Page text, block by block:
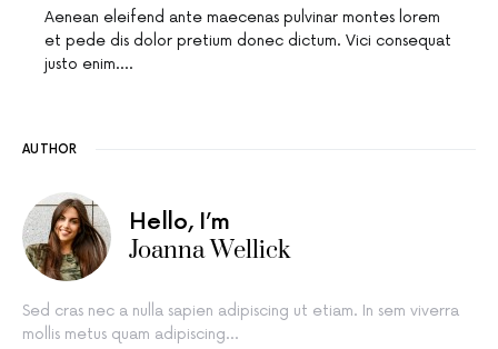
Aenean eleifend ante maecenas pulvinar montes lorem
et pede dis dolor pretium donec dictum. Vici consequat
justo enim.…
AUTHOR
Hello, I’m
Joanna Wellick
Sed cras nec a nulla sapien adipiscing ut etiam. In sem viverra
mollis metus quam adipiscing…